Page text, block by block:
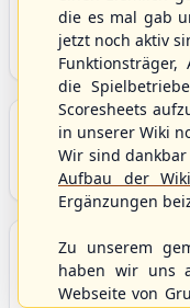
Berichte
Aktuelle
dem S/HBV,
Aktuelle und
Übersicht aller
Baseball,
Spielbetrieb
Ligen,
zum
die es mal gab
jetzt noch aktiv
Funktionsträger,
die
Scoresheets
in unserer Wiki
Wir sind
Aufbau der
Ergänzungen
Zu unserem
haben wir uns
Webseite von